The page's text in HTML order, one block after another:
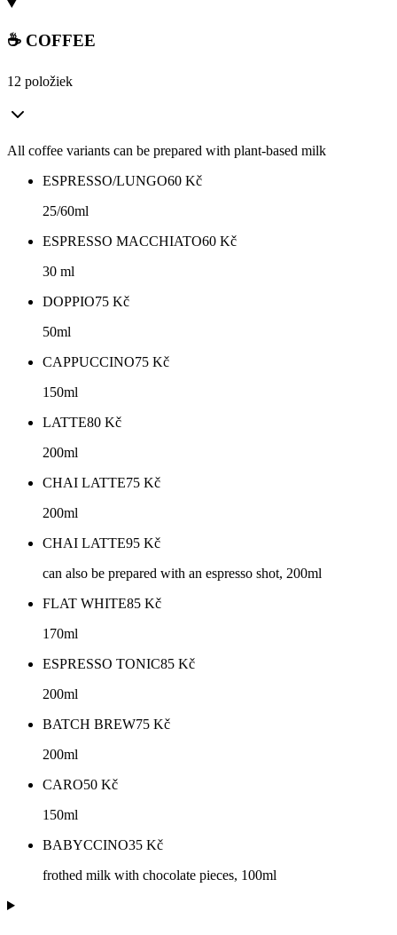
☕ COFFEE
12 položiek
All coffee variants can be prepared with plant-based milk
ESPRESSO/LUNGO60 Kč
25/60ml
ESPRESSO MACCHIATO60 Kč
30 ml
DOPPIO75 Kč
50ml
CAPPUCCINO75 Kč
150ml
LATTE80 Kč
200ml
CHAI LATTE75 Kč
200ml
CHAI LATTE95 Kč
can also be prepared with an espresso shot, 200ml
FLAT WHITE85 Kč
170ml
ESPRESSO TONIC85 Kč
200ml
BATCH BREW75 Kč
200ml
CARO50 Kč
150ml
BABYCCINO35 Kč
frothed milk with chocolate pieces, 100ml